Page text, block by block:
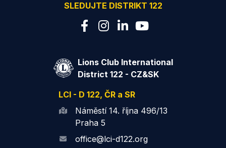
SLEDUJTE DISTRIKT 122
Lions Club International
District 122 - CZ&SK
LCI - D 122, ČR a SR
Náměstí 14. října 496/13
Praha 5
office@lci-d122.org